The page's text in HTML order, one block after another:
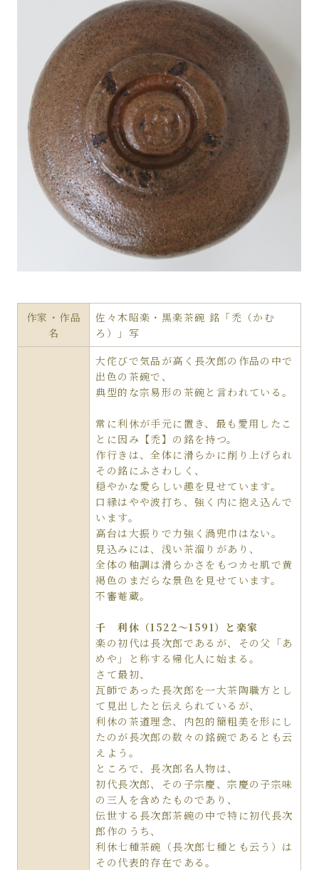
作家・作品
名
佐々木昭楽・黒楽茶碗 銘「禿（かむ
ろ）」写
大侘びで気品が高く長次郎の作品の中で
出色の茶碗で、
典型的な宗易形の茶碗と言われている。
常に利休が手元に置き、最も愛用したこ
とに因み【禿】の銘を持つ。
作行きは、全体に滑らかに削り上げられ
その銘にふさわしく、
穏やかな愛らしい趣を見せています。
口縁はやや波打ち、強く内に抱え込んで
います。
高台は大振りで力強く渦兜巾はない。
見込みには、浅い茶溜りがあり、
全体の釉調は滑らかさをもつカセ肌で黄
褐色のまだらな景色を見せています。
不審菴蔵。
千 利休（1522～1591）と楽家
楽の初代は長次郎であるが、その父「あ
めや」と称する帰化人に始まる。
さて最初、
瓦師であった長次郎を一大茶陶職方とし
て見出したと伝えられているが、
利休の茶道理念、内包的簡粗美を形にし
たのが長次郎の数々の銘碗であるとも云
えよう。
ところで、長次郎名人物は、
初代長次郎、その子宗慶、宗慶の子宗味
の三人を含めたものであり、
伝世する長次郎茶碗の中で特に初代長次
郎作のうち、
利休七種茶碗（長次郎七種とも云う）は
その代表的存在である。